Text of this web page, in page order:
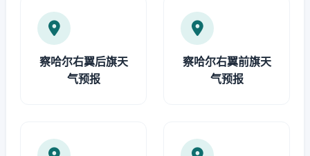
察哈尔右翼后旗天
气预报
察哈尔右翼前旗天
气预报